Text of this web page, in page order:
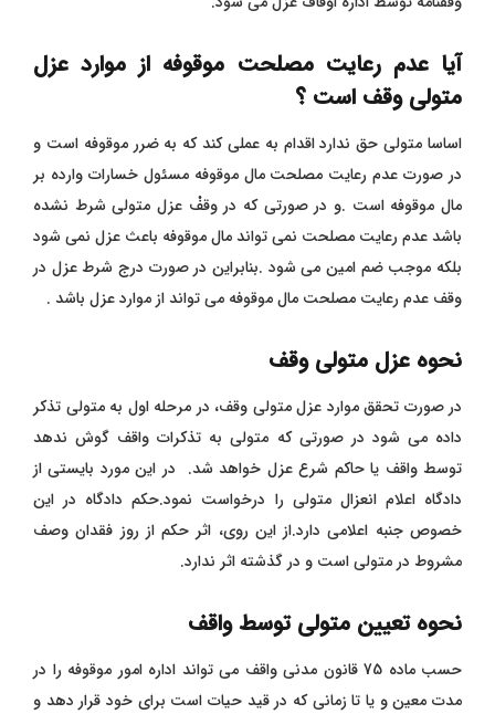
آیا عدم رعایت مصلحت موقوفه از موارد عزل
متولی وقف است ؟
اساسا متولی حق ندارد اقدام به عملی کند که به ضرر موقوفه است و
در صورت عدم رعایت مصلحت مال موقوفه مسئول خسارات وارده بر
مال موقوفه است .و در صورتی که در وقفْ عزل متولی شرط نشده
باشد عدم رعایت مصلحت نمی تواند مال موقوفه باعث عزل نمی شود
بلکه موجب ضم امین می شود .بنابراین در صورت درج شرط عزل در
وقف عدم رعایت مصلحت مال موقوفه می تواند از موارد عزل باشد .
نحوه عزل متولی وقف
در صورت تحقق موارد عزل متولی وقف، در مرحله اول به متولی تذکر
داده می شود در صورتی که متولی به تذکرات واقف گوش ندهد
توسط واقف یا حاکم شرع عزل خواهد شد. در این مورد بایستی از
دادگاه اعلام انعزال متولی را درخواست نمود.حکم دادگاه در این
خصوص جنبه اعلامی دارد.از این روی، اثر حکم از روز فقدان وصف
مشروط در متولی است و در گذشته اثر ندارد.
نحوه تعیین متولی توسط واقف
حسب ماده 75 قانون مدنی واقف می تواند اداره امور موقوفه را در
مدت معین و یا تا زمانی که در قید حیات است برای خود قرار دهد و